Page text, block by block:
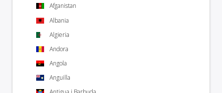
Afganistan
Albania
Algieria
Andora
Angola
Anguilla